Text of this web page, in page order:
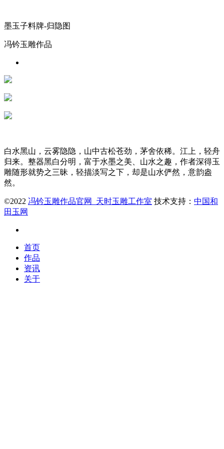
墨玉子料牌-归隐图
冯钤玉雕作品
白水黑山，云雾隐隐，山中古松苍劲，茅舍依稀。江上，轻舟
归来。整器黑白分明，富于水墨之美、山水之趣，作者深得玉
雕随形就势之三昧，轻描淡写之下，却是山水俨然，意韵盎
然。
©2022 冯钤玉雕作品官网_天时玉雕工作室 技术支持： 中国和
田玉网
首页
作品
资讯
关于